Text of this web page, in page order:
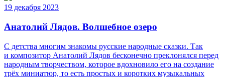
19 декабря 2023
Анатолий Лядов. Волшебное озеро
С детства многим знакомы русские народные сказки. Так
и композитор Анатолий Лядов бесконечно преклонялся перед
народным творчеством, которое вдохновило его на создание
трёх миниатюр, то есть простых и коротких музыкальных